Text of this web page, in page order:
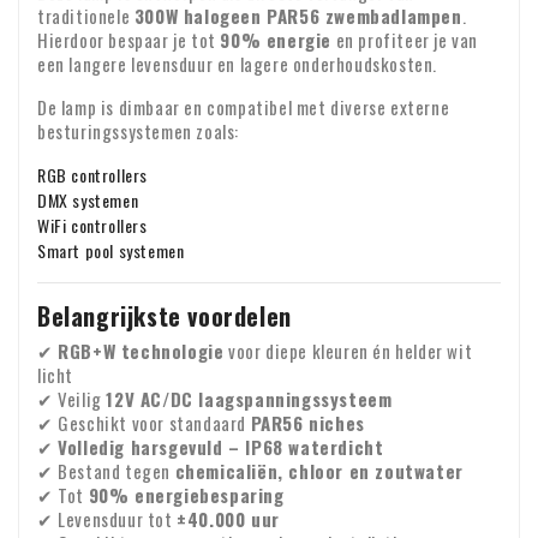
Garantie : Op al onze producten geven wij twee jaar garantie
Identiteit ondernemen
Ontbreken er onderdelen of zijn producten beschadigd
aangekomen? Stuur ons dan meteen een e-mail met uw
BTW-verlegging voor zakelijke klanten
Bestelt u vanuit Europa voor zakelijke doeleinden? Dan is
het mogelijk om de BTW te verleggen. In dat geval rekenen
wij geen BTW over de factuur. Uw BTW-nummer wordt
automatisch gecontroleerd. Werkt uw BTW-nummer niet?
Neem dan even contact met ons op.
Voor vragen over verzending of andere zaken kunt u altijd
vrijblijvend contact opnemen via e-mail:info@xpropool.com
traditionele 300W halogeen PAR56 zwembadlampen.
Hierdoor bespaar je tot 90% energie en profiteer je van
een langere levensduur en lagere onderhoudskosten.
De lamp is dimbaar en compatibel met diverse externe
besturingssystemen zoals:
RGB controllers
DMX systemen
WiFi controllers
Smart pool systemen
Belangrijkste voordelen
✔ RGB+W technologie voor diepe kleuren én helder wit
licht
✔ Veilig12V AC/DC laagspanningssysteem
✔ Geschikt voor standaard PAR56 niches
✔Volledig harsgevuld – IP68 waterdicht
✔ Bestand tegen chemicaliën, chloor en zoutwater
✔ Tot 90% energiebesparing
✔ Levensduur tot ±40.000 uur